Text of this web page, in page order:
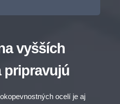
vyšších
pripravujú
ocelí je aj